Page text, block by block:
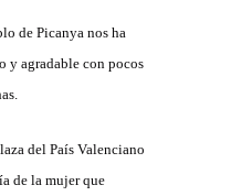
de Picanya nos ha
y agradable con pocos
del País Valenciano
de la mujer que